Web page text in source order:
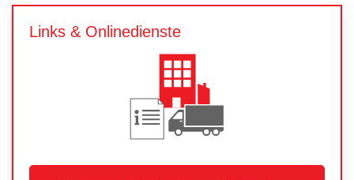
Links & Onlinedienste